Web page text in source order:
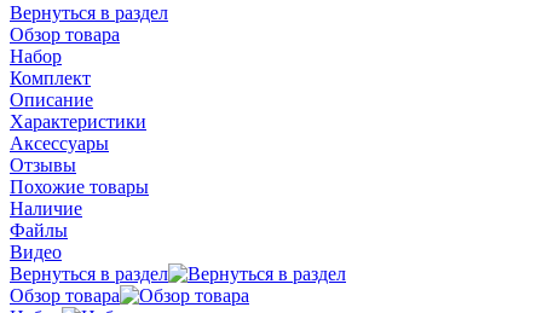
Вернуться в раздел
Обзор товара
Набор
Комплект
Описание
Характеристики
Аксессуары
Отзывы
Похожие товары
Наличие
Файлы
Видео
Вернуться в раздел
Обзор товара